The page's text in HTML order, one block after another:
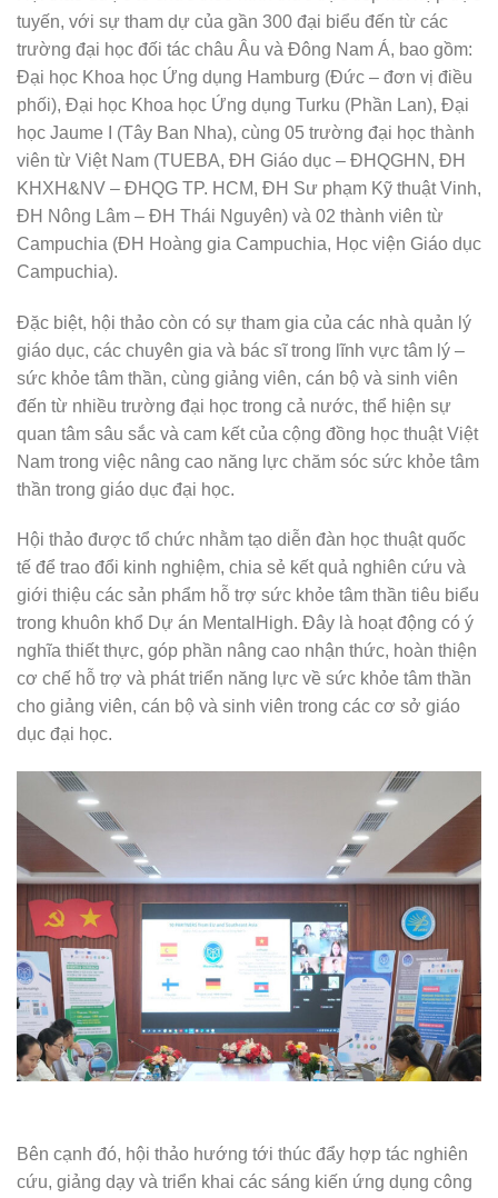
tuyến, với sự tham dự của gần 300 đại biểu đến từ các
trường đại học đối tác châu Âu và Đông Nam Á, bao gồm:
Đại học Khoa học Ứng dụng Hamburg (Đức – đơn vị điều
phối), Đại học Khoa học Ứng dụng Turku (Phần Lan), Đại
học Jaume I (Tây Ban Nha), cùng 05 trường đại học thành
viên từ Việt Nam (TUEBA, ĐH Giáo dục – ĐHQGHN, ĐH
KHXH&NV – ĐHQG TP. HCM, ĐH Sư phạm Kỹ thuật Vinh,
ĐH Nông Lâm – ĐH Thái Nguyên) và 02 thành viên từ
Campuchia (ĐH Hoàng gia Campuchia, Học viện Giáo dục
Campuchia).
Đặc biệt, hội thảo còn có sự tham gia của các nhà quản lý
giáo dục, các chuyên gia và bác sĩ trong lĩnh vực tâm lý –
sức khỏe tâm thần, cùng giảng viên, cán bộ và sinh viên
đến từ nhiều trường đại học trong cả nước, thể hiện sự
quan tâm sâu sắc và cam kết của cộng đồng học thuật Việt
Nam trong việc nâng cao năng lực chăm sóc sức khỏe tâm
thần trong giáo dục đại học.
Hội thảo được tổ chức nhằm tạo diễn đàn học thuật quốc
tế để trao đổi kinh nghiệm, chia sẻ kết quả nghiên cứu và
giới thiệu các sản phẩm hỗ trợ sức khỏe tâm thần tiêu biểu
trong khuôn khổ Dự án MentalHigh. Đây là hoạt động có ý
nghĩa thiết thực, góp phần nâng cao nhận thức, hoàn thiện
cơ chế hỗ trợ và phát triển năng lực về sức khỏe tâm thần
cho giảng viên, cán bộ và sinh viên trong các cơ sở giáo
dục đại học.
Bên cạnh đó, hội thảo hướng tới thúc đẩy hợp tác nghiên
cứu, giảng dạy và triển khai các sáng kiến ứng dụng công